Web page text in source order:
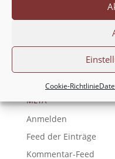
Cookie-Richtlinie
Keine Kategorien
META
Anmelden
Feed der Einträge
Kommentar-Feed